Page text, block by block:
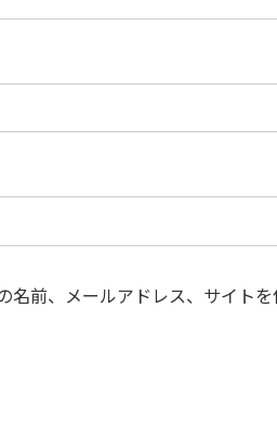
前、メールアドレス、サイトを